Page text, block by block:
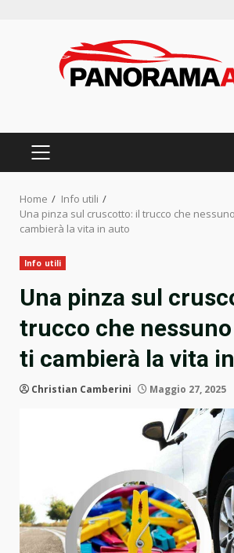
PRIMARY
Home
Info utili
Una pinza sul cruscotto: il trucco che
cambierà la vita in auto
Info utili
Una pinza sul
trucco che
ti cambierà la vita
Christian Camberini Maggio 27, 2025